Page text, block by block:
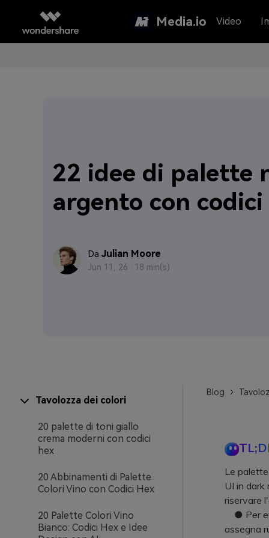
Media.io Video
22 idee di palette
argento con codici
Da Julian Moore
Jun 11, 26 · 18 min(s)
Tavolozza dei colori
20 palette di toni giallo
crema moderni con codici
hex
20 Abbinamenti di Palette
Colori Vino con Codici Hex
20 Palette Colori Vino
Bianco: Codici Hex e Idee
Blog
Le
UI in dark
riservare
● Per
assegna